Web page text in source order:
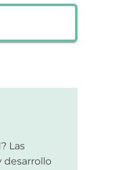
Las
desarrollo